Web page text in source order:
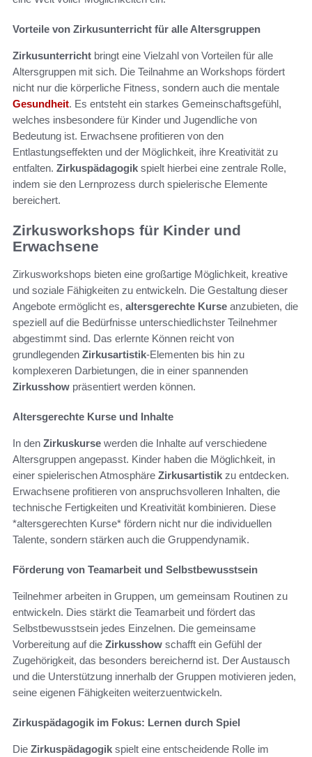
Vorteile von Zirkusunterricht für alle Altersgruppen
Zirkusunterricht bringt eine Vielzahl von Vorteilen für alle
Altersgruppen mit sich. Die Teilnahme an Workshops fördert
nicht nur die körperliche Fitness, sondern auch die mentale
Gesundheit. Es entsteht ein starkes Gemeinschaftsgefühl,
welches insbesondere für Kinder und Jugendliche von
Bedeutung ist. Erwachsene profitieren von den
Entlastungseffekten und der Möglichkeit, ihre Kreativität zu
entfalten. Zirkuspädagogik spielt hierbei eine zentrale Rolle,
indem sie den Lernprozess durch spielerische Elemente
bereichert.
Zirkusworkshops für Kinder und
Erwachsene
Zirkusworkshops bieten eine großartige Möglichkeit, kreative
und soziale Fähigkeiten zu entwickeln. Die Gestaltung dieser
Angebote ermöglicht es, altersgerechte Kurse anzubieten, die
speziell auf die Bedürfnisse unterschiedlichster Teilnehmer
abgestimmt sind. Das erlernte Können reicht von
grundlegenden Zirkusartistik-Elementen bis hin zu
komplexeren Darbietungen, die in einer spannenden
Zirkusshow präsentiert werden können.
Altersgerechte Kurse und Inhalte
In den Zirkuskurse werden die Inhalte auf verschiedene
Altersgruppen angepasst. Kinder haben die Möglichkeit, in
einer spielerischen Atmosphäre Zirkusartistik zu entdecken.
Erwachsene profitieren von anspruchsvolleren Inhalten, die
technische Fertigkeiten und Kreativität kombinieren. Diese
*altersgerechten Kurse* fördern nicht nur die individuellen
Talente, sondern stärken auch die Gruppendynamik.
Förderung von Teamarbeit und Selbstbewusstsein
Teilnehmer arbeiten in Gruppen, um gemeinsam Routinen zu
entwickeln. Dies stärkt die Teamarbeit und fördert das
Selbstbewusstsein jedes Einzelnen. Die gemeinsame
Vorbereitung auf die Zirkusshow schafft ein Gefühl der
Zugehörigkeit, das besonders bereichernd ist. Der Austausch
und die Unterstützung innerhalb der Gruppen motivieren jeden,
seine eigenen Fähigkeiten weiterzuentwickeln.
Zirkuspädagogik im Fokus: Lernen durch Spiel
Die Zirkuspädagogik spielt eine entscheidende Rolle im